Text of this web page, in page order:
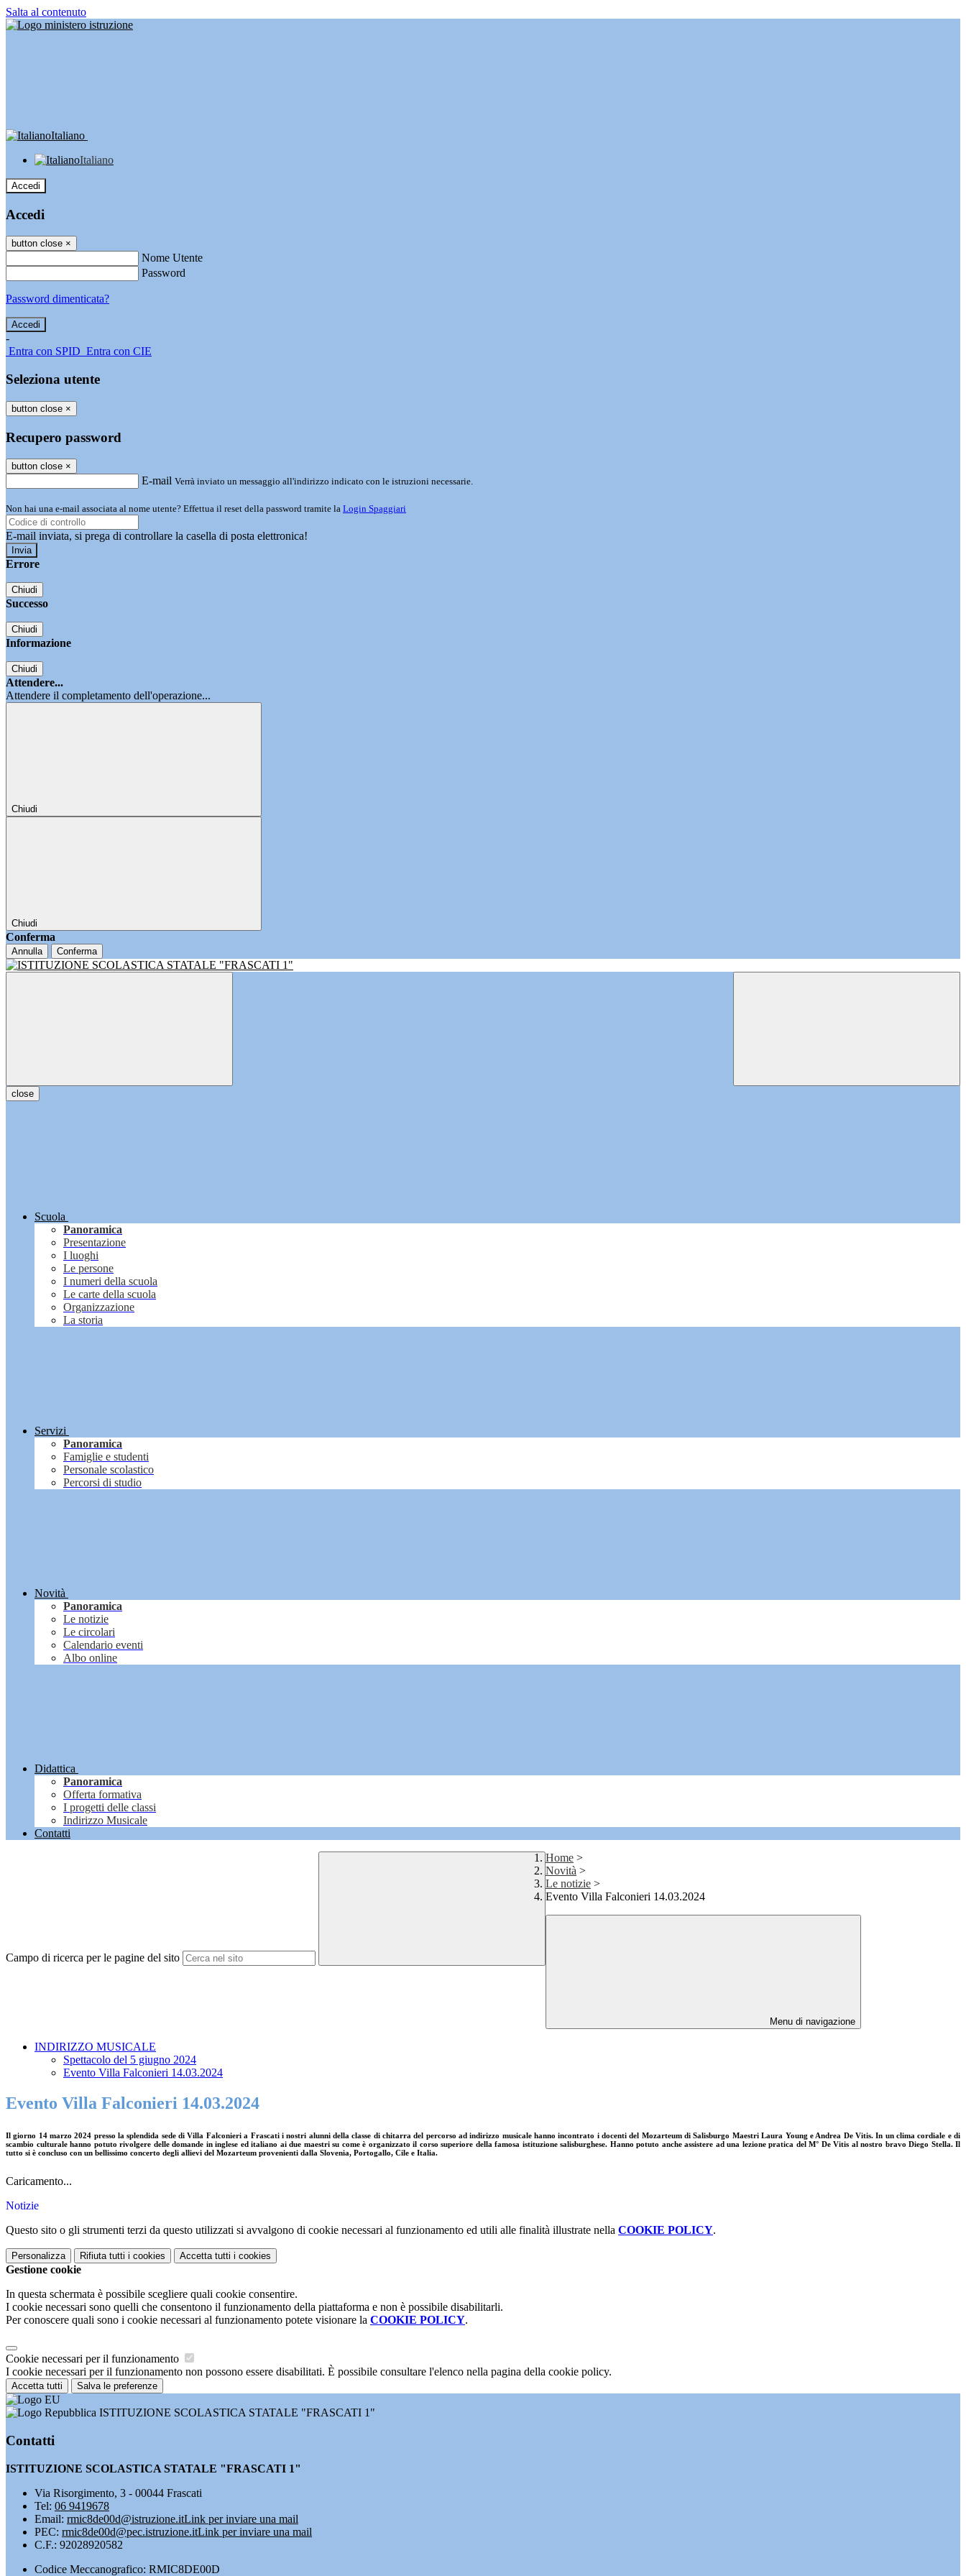
Salta al contenuto
Italiano
Italiano
Accedi
Accedi
button close ×
Nome Utente
Password
Password dimenticata?
-
Entra con SPID Entra con CIE
Seleziona utente
button close ×
Recupero password
button close ×
E-mail Verrà inviato un messaggio all'indirizzo indicato con le istruzioni necessarie.
Non hai una e-mail associata al nome utente? Effettua il reset della password tramite la Login Spaggiari
E-mail inviata, si prega di controllare la casella di posta elettronica!
Errore
Chiudi
Successo
Chiudi
Informazione
Chiudi
Attendere...
Attendere il completamento dell'operazione...
Chiudi
Chiudi
Conferma
Annulla Conferma
close
Scuola
Panoramica
Presentazione
I luoghi
Le persone
I numeri della scuola
Le carte della scuola
Organizzazione
La storia
Servizi
Panoramica
Famiglie e studenti
Personale scolastico
Percorsi di studio
Novità
Panoramica
Le notizie
Le circolari
Calendario eventi
Albo online
Didattica
Panoramica
Offerta formativa
I progetti delle classi
Indirizzo Musicale
Contatti
Campo di ricerca per le pagine del sito
Home >
Novità >
Le notizie >
Evento Villa Falconieri 14.03.2024
Menu di navigazione
INDIRIZZO MUSICALE
Spettacolo del 5 giugno 2024
Evento Villa Falconieri 14.03.2024
Evento Villa Falconieri 14.03.2024
Il giorno 14 marzo 2024 presso la splendida sede di Villa Falconieri a Frascati i nostri alunni della classe di chitarra del percorso ad indirizzo musicale hanno incontrato i docenti del Mozarteum di Salisburgo Maestri Laura Young e Andrea De Vitis. In un clima cordiale e di
scambio culturale hanno potuto rivolgere delle domande in inglese ed italiano ai due maestri su come è organizzato il corso superiore della famosa istituzione salisburghese. Hanno potuto anche assistere ad una lezione pratica del M° De Vitis al nostro bravo Diego Stella. Il
tutto si è concluso con un bellissimo concerto degli allievi del Mozarteum provenienti dalla Slovenia, Portogallo, Cile e Italia.
Caricamento...
Notizie
Questo sito o gli strumenti terzi da questo utilizzati si avvalgono di cookie necessari al funzionamento ed utili alle finalità illustrate nella COOKIE POLICY.
Personalizza Rifiuta tutti i cookies Accetta tutti i cookies
Gestione cookie
In questa schermata è possibile scegliere quali cookie consentire.
I cookie necessari sono quelli che consentono il funzionamento della piattaforma e non è possibile disabilitarli.
Per conoscere quali sono i cookie necessari al funzionamento potete visionare la COOKIE POLICY.
Cookie necessari per il funzionamento
I cookie necessari per il funzionamento non possono essere disabilitati. È possibile consultare l'elenco nella pagina della cookie policy.
Accetta tutti Salva le preferenze
ISTITUZIONE SCOLASTICA STATALE "FRASCATI 1"
Contatti
ISTITUZIONE SCOLASTICA STATALE "FRASCATI 1"
Via Risorgimento, 3 - 00044 Frascati
Tel: 06 9419678
Email: rmic8de00d@istruzione.itLink per inviare una mail
PEC: rmic8de00d@pec.istruzione.itLink per inviare una mail
C.F.: 92028920582
Codice Meccanografico: RMIC8DE00D